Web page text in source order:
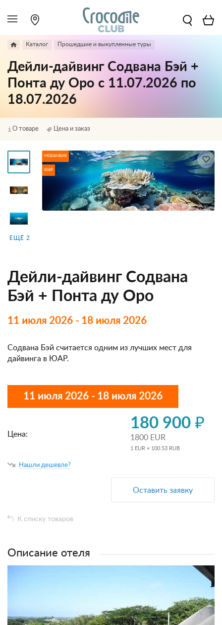
Каталог Прошедшие и выкупленные туры
Дейли-дайвинг Содвана Бэй +
Понта ду Оро с 11.07.2026 по
18.07.2026
О товаре Цена и заказ
ЕЩЁ 2
МОЗАМБИК
ЮАР
Дейли-дайвинг Содвана
Бэй + Понта ду Оро
11 июля 2026 - 18 июля 2026
Содвана Бэй считается одним из лучших мест для
дайвинга в ЮАР.
11 июля 2026 - 18 июля 2026
Цена:
180 900 ₽
1800 EUR
1 EUR = 100.53 RUB
Нашли дешевле?
Оставить заявку
К списку товаров
Описание отеля